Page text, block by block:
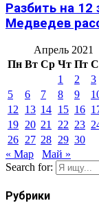
Разбить на 12
Медведев
Апрель 2021
Пн Вт Ср Чт Пт
1
2 3
5
6 7 8 9
12
13 14 15 16
19 20 21 22 23
26 27 28 29 30
« Мар
Май »
Search for:
Рубрики